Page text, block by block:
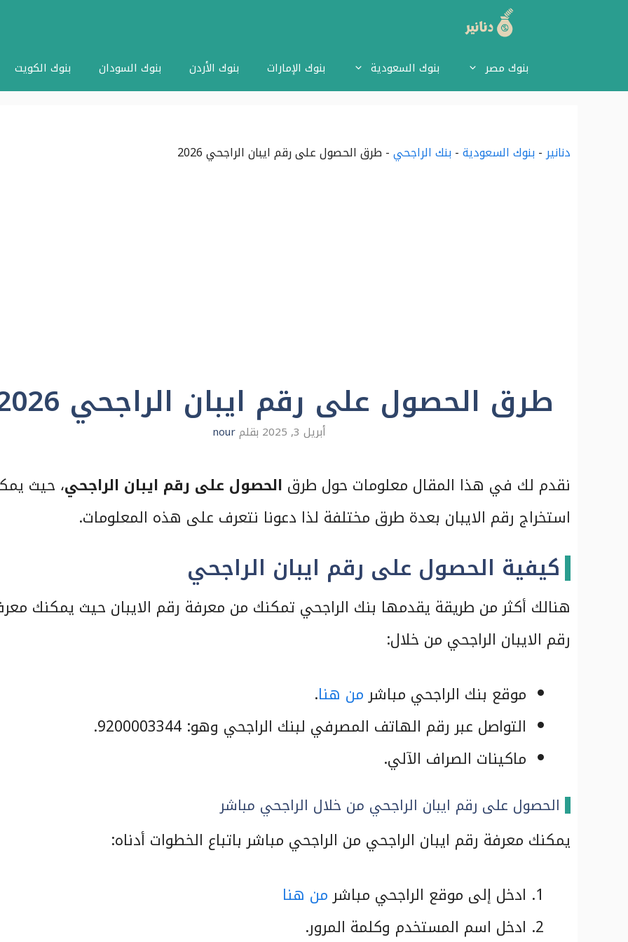
بنوك مصر بنوك السعودية بنوك الإمارات بنوك الأردن بنوك السودان بنوك الكويت
دنانير-بنوك السعودية-بنك الراجحي- طرق الحصول على رقم ايبان الراجحي 2026
طرق الحصول على رقم ايبان الراجحي 2026
أبريل 3, 2025 بقلمnour
نقدم لك في هذا المقال معلومات حول طرق الحصول على رقم ايبان الراجحي، حيث
استخراج رقم الايبان بعدة طرق مختلفة لذا دعونا نتعرف على هذه المعلومات.
كيفية الحصول على رقم ايبان الراجحي
هنالك أكثر من طريقة يقدمها بنك الراجحي تمكنك من معرفة رقم الايبان حيث يمكنك
رقم الايبان الراجحي من خلال:
موقع بنك الراجحي مباشرمن هنا.
التواصل عبر رقم الهاتف المصرفي لبنك الراجحي وهو: 9200003344.
ماكينات الصراف الآلي.
الحصول على رقم ايبان الراجحي من خلال الراجحي مباشر
يمكنك معرفة رقم ايبان الراجحي من الراجحي مباشر باتباع الخطوات أدناه:
ادخل إلى موقع الراجحي مباشرمن هنا
ادخل اسم المستخدم وكلمة المرور.